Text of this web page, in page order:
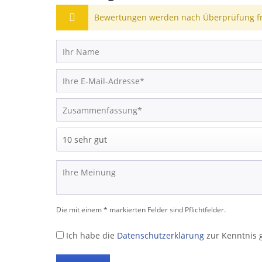
Bewertungen werden nach Überprüfung
Die mit einem * markierten Felder sind Pflichtfelder.
Ich habe die Datenschutzerklärung zur Kenntnis